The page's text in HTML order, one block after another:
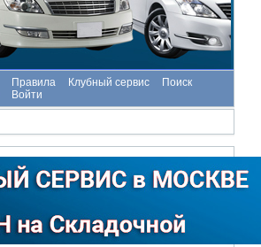
Правила Клубный сервис
Поиск
Войти